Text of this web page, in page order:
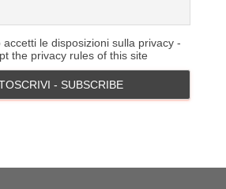
accetti le disposizioni sulla privacy -
the privacy rules of this site